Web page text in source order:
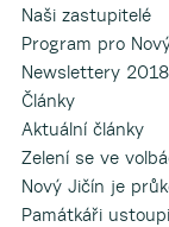
Naši zastupitelé
Program pro
Newslettery
Články
Aktuální články
Zelení se ve
Nový Jičín je
Památkáři